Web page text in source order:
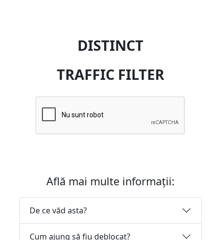
DISTINCT
TRAFFIC FILTER
Află mai multe informații:
De ce văd asta?
Cum ajung să fiu deblocat?